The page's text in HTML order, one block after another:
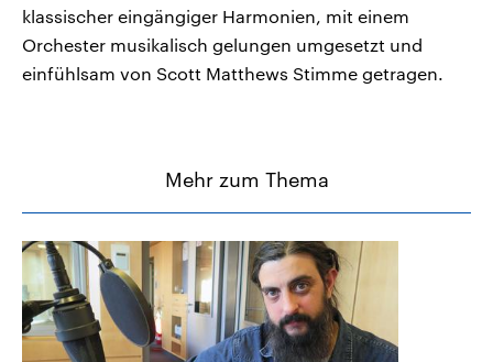
klassischer eingängiger Harmonien, mit einem
Orchester musikalisch gelungen umgesetzt und
einfühlsam von Scott Matthews Stimme getragen.
Mehr zum Thema